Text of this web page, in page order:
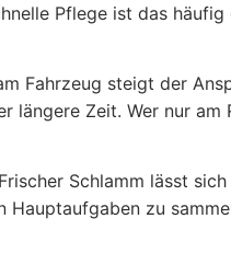
Pflege ist das
Fahrzeug steigt der
längere Zeit. Wer nur
Schlamm lässt
zu